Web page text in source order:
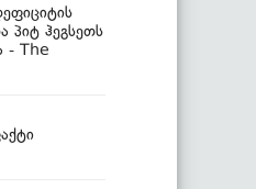
პიტ ჰეგსეთს
- The